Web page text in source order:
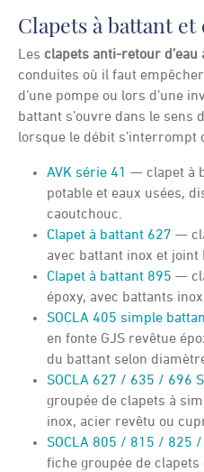
Clapets à battant
Les clapets anti-retour d’eau
conduites où il faut
d’une pompe ou lors d’une
battant s’ouvre dans le sens
lorsque le débit s’interrompt
AVK série 41 — clapet à
potable et eaux usées,
caoutchouc.
Clapet à battant 627 —
avec battant inox et joint
Clapet à battant 895 —
époxy, avec battants
SOCLA 405 simple
en fonte GJS revêtue
du battant selon
SOCLA 627 / 635 / 696
groupée de clapets à
inox, acier revêtu ou
SOCLA 805 / 815 / 825
fiche groupée de